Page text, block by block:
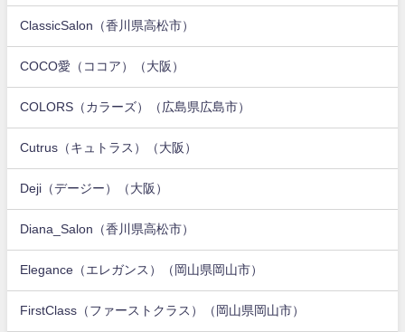
ClassicSalon（香川県高松市）
COCO愛（ココア）（大阪）
COLORS（カラーズ）（広島県広島市）
Cutrus（キュトラス）（大阪）
Deji（デージー）（大阪）
Diana_Salon（香川県高松市）
Elegance（エレガンス）（岡山県岡山市）
FirstClass（ファーストクラス）（岡山県岡山市）